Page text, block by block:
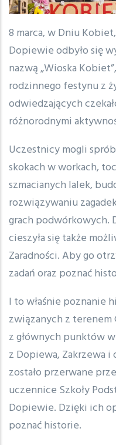
8 marca, w Dniu
Dopiewie odbyło się
nazwą „Wioska
rodzinnego festynu z
odwiedzających
różnorodnymi
Uczestnicy mogli
skokach w workach,
szmacianych lalek,
rozwiązywaniu
grach podwórkowych.
cieszyła się także
Zaradności. Aby go
zadań oraz poznać
I to właśnie poznanie
związanych z terenem
z głównych punktów
z Dopiewa, Zakrzewa
zostało przerwane
uczennice Szkoły
Dopiewie. Dzięki ich
poznać historie.